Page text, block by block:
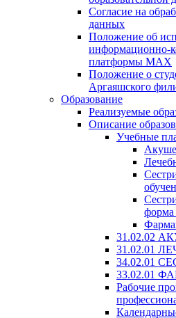
Согласие на
данных
Положение об
информационно-
платформы MAX
Положение о
Аргаяшского
Образование
Реализуемые
Описание
Учебные
форма
31.02.02
31.02.01
34.02.01
33.02.01
Рабочие